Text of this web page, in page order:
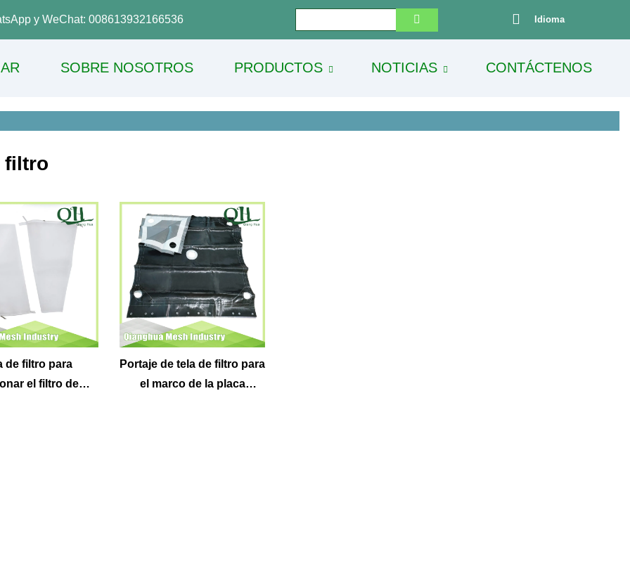
y WeChat: 008613932166536 Idioma
SOBRE NOSOTROS PRODUCTOS NOTICIAS CONTÁCTENOS
filtro
de filtro para
el filtro de
Portaje de tela de filtro para
el marco de la placa